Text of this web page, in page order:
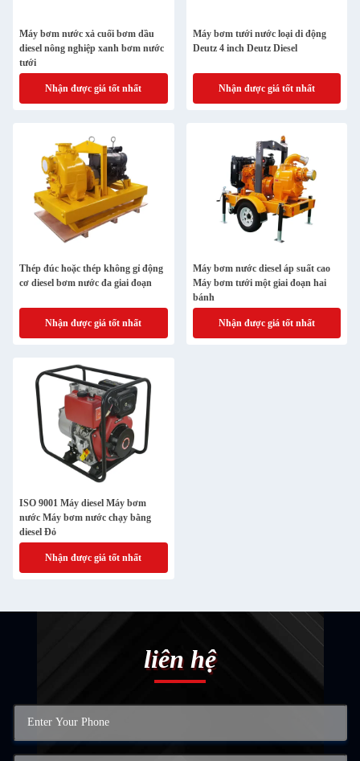
Máy bơm nước xả cuối bơm dầu
diesel nông nghiệp xanh bơm nước
tưới
Nhận được giá tốt nhất
Máy bơm tưới nước loại di động
Deutz 4 inch Deutz Diesel
Nhận được giá tốt nhất
Thép đúc hoặc thép không gỉ động
cơ diesel bơm nước đa giai đoạn
Nhận được giá tốt nhất
Máy bơm nước diesel áp suất cao
Máy bơm tưới một giai đoạn hai
bánh
Nhận được giá tốt nhất
ISO 9001 Máy diesel Máy bơm
nước Máy bơm nước chạy bằng
diesel Đỏ
Nhận được giá tốt nhất
liên hệ